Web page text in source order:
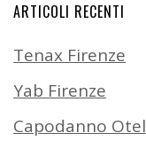
ARTICOLI RECENTI
Tenax Firenze
Yab Firenze
Capodanno Otel